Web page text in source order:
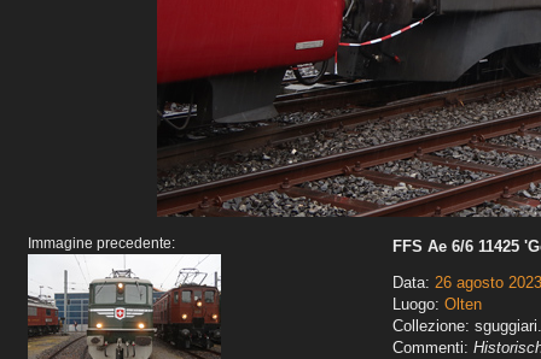
Immagine precedente:
FFS Ae 6/6 11425
Data: 26 agosto 2023
Luogo: Olten
Collezione:
Commenti: